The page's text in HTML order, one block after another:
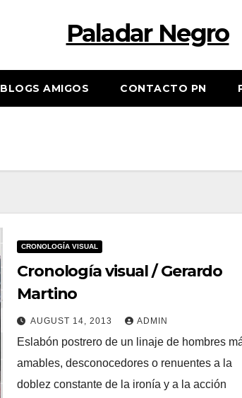
Paladar Negro
BLOGS AMIGOS CONTACTO PN
CRONOLOGÍA VISUAL
Cronología visual / Gerardo
Martino
AUGUST 14, 2013 ADMIN
Eslabón postrero de un linaje de hombres
amables, desconocedores o renuentes a la
doblez constante de la ironía y a la acción